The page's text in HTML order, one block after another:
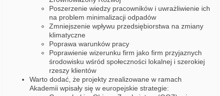
Poszerzenie wiedzy pracowników i uwrażliwienie ich
na problem minimalizacji odpadów
Zmniejszenie wpływu przedsiębiorstwa na zmiany
klimatyczne
Poprawa warunków pracy
Poprawienie wizerunku firm jako firm przyjaznych
środowisku wśród społeczności lokalnej i szerokiej
rzeszy klientów
Warto dodać, że projekty zrealizowane w ramach
Akademii wpisały się w europejskie strategie: